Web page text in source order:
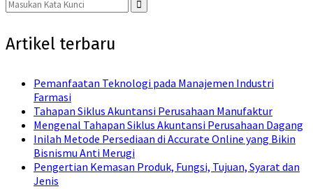
for:
Search
Artikel terbaru
Pemanfaatan Teknologi pada Manajemen Industri
Farmasi
Tahapan Siklus Akuntansi Perusahaan Manufaktur
Mengenal Tahapan Siklus Akuntansi Perusahaan Dagang
Inilah Metode Persediaan di Accurate Online yang Bikin
Bisnismu Anti Merugi
Pengertian Kemasan Produk, Fungsi, Tujuan, Syarat dan
Jenis